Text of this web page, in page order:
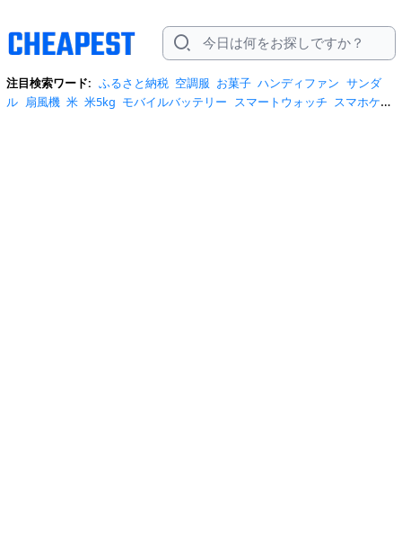
注目検索ワード: ふるさと納税 空調服 お菓子 ハンディファン サンダ
ル 扇風機 米 米5kg モバイルバッテリー スマートウォッチ スマホケー